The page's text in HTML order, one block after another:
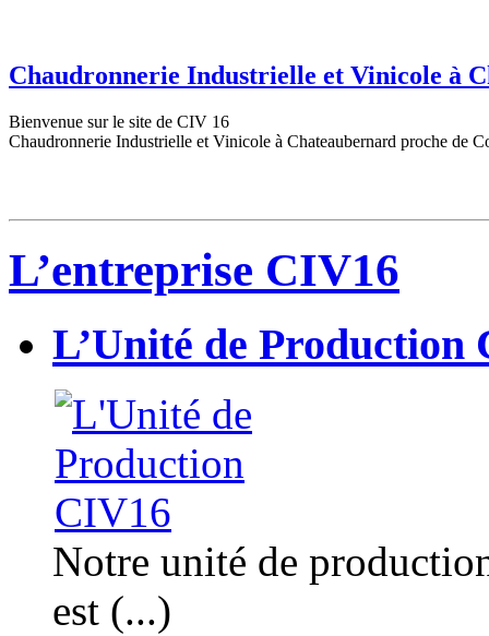
Chaudronnerie Industrielle et Vinicole à
Bienvenue sur le site de CIV 16
Chaudronnerie Industrielle et Vinicole à Chateaubernard proche de
L’entreprise CIV16
L’Unité de Production
Notre unité de
est (...)